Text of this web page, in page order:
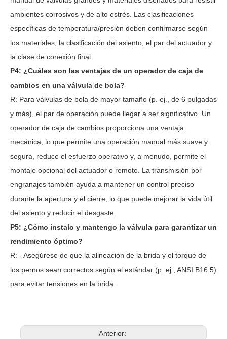
ambientes corrosivos y de alto estrés. Las clasificaciones
específicas de temperatura/presión deben confirmarse según
los materiales, la clasificación del asiento, el par del actuador y
la clase de conexión final.
P4: ¿Cuáles son las ventajas de un operador de caja de
cambios en una válvula de bola?
R: Para válvulas de bola de mayor tamaño (p. ej., de 6 pulgadas
y más), el par de operación puede llegar a ser significativo. Un
operador de caja de cambios proporciona una ventaja
mecánica, lo que permite una operación manual más suave y
segura, reduce el esfuerzo operativo y, a menudo, permite el
montaje opcional del actuador o remoto. La transmisión por
engranajes también ayuda a mantener un control preciso
durante la apertura y el cierre, lo que puede mejorar la vida útil
del asiento y reducir el desgaste.
P5: ¿Cómo instalo y mantengo la válvula para garantizar un
rendimiento óptimo?
R: - Asegúrese de que la alineación de la brida y el torque de
los pernos sean correctos según el estándar (p. ej., ANSI B16.5)
para evitar tensiones en la brida.
Anterior: